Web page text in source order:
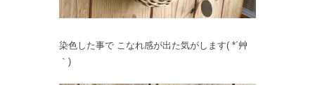
染色した事で こなれ感が出た気がします( *´艸
｀)